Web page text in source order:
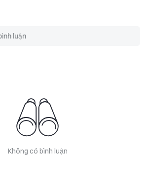
Không có bình luận